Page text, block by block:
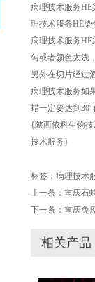
病理技术服务
理技术服务HE
病理技术服务
匀或者颜色太浅
另外在切片经过
病理技术服务如
蜡一定要达到
{陕西依科生物
技术服务}
标签： 病理技术
上一条： 重庆石
下一条： 重庆免
相关产品